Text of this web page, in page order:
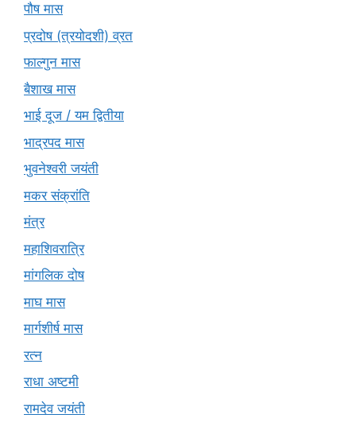
पौष मास
प्रदोष (त्रयोदशी) व्रत
फाल्गुन मास
बैशाख मास
भाई दूज / यम द्वितीया
भाद्रपद मास
भुवनेश्वरी जयंती
मकर संक्रांति
मंत्र
महाशिवरात्रि
मांगलिक दोष
माघ मास
मार्गशीर्ष मास
रत्न
राधा अष्टमी
रामदेव जयंती